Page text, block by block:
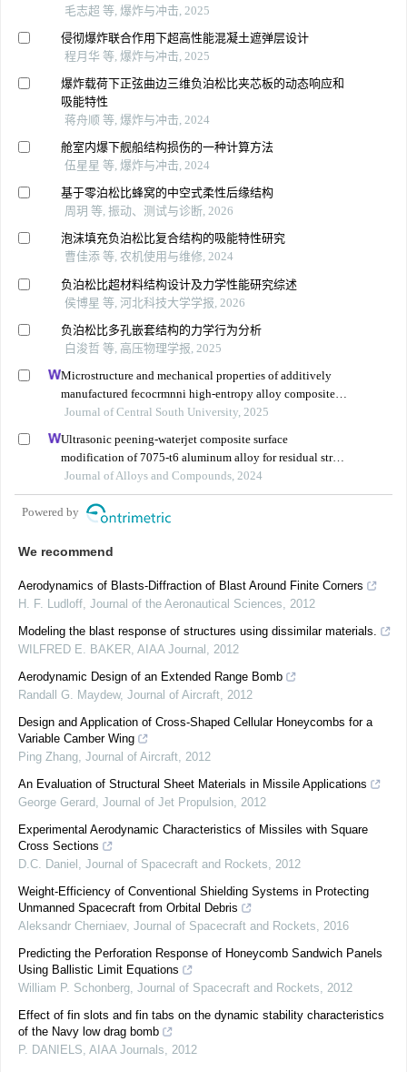
毛志超 等, 爆炸与冲击, 2025
侵彻爆炸联合作用下超高性能混凝土遮弹层设计
程月华 等, 爆炸与冲击, 2025
爆炸载荷下正弦曲边三维负泊松比夹芯板的动态响应和
吸能特性
蒋舟顺 等, 爆炸与冲击, 2024
舱室内爆下舰船结构损伤的一种计算方法
伍星星 等, 爆炸与冲击, 2024
基于零泊松比蜂窝的中空式柔性后缘结构
周玥 等, 振动、测试与诊断, 2026
泡沫填充负泊松比复合结构的吸能特性研究
曹佳添 等, 农机使用与维修, 2024
负泊松比超材料结构设计及力学性能研究综述
侯博星 等, 河北科技大学学报, 2026
负泊松比多孔嵌套结构的力学行为分析
白浚哲 等, 高压物理学报, 2025
Microstructure and mechanical properties of additively
manufactured fecocrmnni high-entropy alloy composite
after aging
Journal of Central South University, 2025
Ultrasonic peening-waterjet composite surface
modification of 7075-t6 aluminum alloy for residual stress
release and transformation mechanism
Journal of Alloys and Compounds, 2024
Powered by
We recommend
Aerodynamics of Blasts-Diffraction of Blast Around Finite Corners
H. F. Ludloff Journal of the Aeronautical Sciences
2012
Modeling the blast response of structures using dissimilar materials.
WILFRED E. BAKER AIAA Journal
2012
Aerodynamic Design of an Extended Range Bomb
Randall G. Maydew, Journal of Aircraft 2012
Design and Application of Cross-Shaped Cellular Honeycombs for a
Variable Camber Wing
Ping Zhang Journal of Aircraft 2012
An Evaluation of Structural Sheet Materials in Missile Applications
George Gerard
Journal of Jet Propulsion 2012
Experimental Aerodynamic Characteristics of Missiles with Square
Cross Sections
D.C. Daniel
Journal of Spacecraft and Rockets
2012
Weight-Efficiency of Conventional Shielding Systems in Protecting
Unmanned Spacecraft from Orbital Debris
Aleksandr Cherniaev, Journal of Spacecraft and Rockets
2016
Predicting the Perforation Response of Honeycomb Sandwich Panels
Using Ballistic Limit Equations
William P. Schonberg Journal of Spacecraft and Rockets
2012
Effect of fin slots and fin tabs on the dynamic stability characteristics
of the Navy low drag bomb
P. DANIELS AIAA Journals
2012